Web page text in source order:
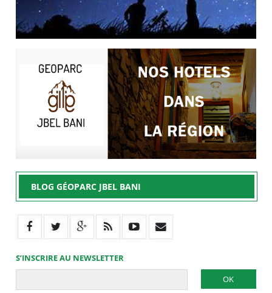
BLOG GÉOPARC JBEL BANI
S’INSCRIRE AU NEWSLETTER